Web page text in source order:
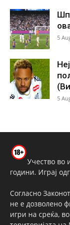
5
5
Учество во
години. Играј
Согласно
не е дозволено
игри на среќа,